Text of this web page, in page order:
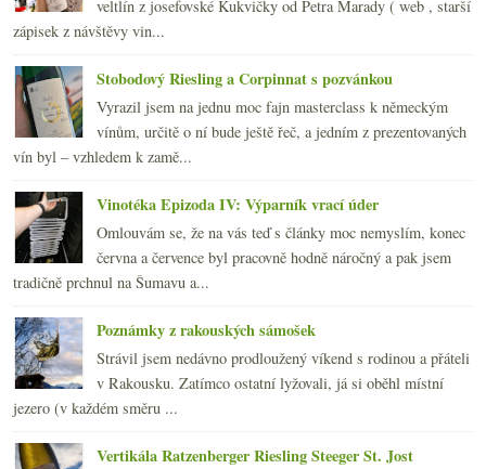
veltlín z josefovské Kukvičky od Petra Marady ( web , starší
zápisek z návštěvy vin...
Stobodový Riesling a Corpinnat s pozvánkou
Vyrazil jsem na jednu moc fajn masterclass k německým
vínům, určitě o ní bude ještě řeč, a jedním z prezentovaných
vín byl – vzhledem k zamě...
Vinotéka Epizoda IV: Výparník vrací úder
Omlouvám se, že na vás teď s články moc nemyslím, konec
června a července byl pracovně hodně náročný a pak jsem
tradičně prchnul na Šumavu a...
Poznámky z rakouských sámošek
Strávil jsem nedávno prodloužený víkend s rodinou a přáteli
v Rakousku. Zatímco ostatní lyžovali, já si oběhl místní
jezero (v každém směru ...
Vertikála Ratzenberger Riesling Steeger St. Jost